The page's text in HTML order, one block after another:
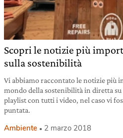
Scopri le notizie più
sulla sostenibilità
Vi abbiamo raccontato le notizie più
mondo della sostenibilità in diretta su
playlist con tutti i video, nel caso vi
puntata.
Ambiente 2 marzo 2018